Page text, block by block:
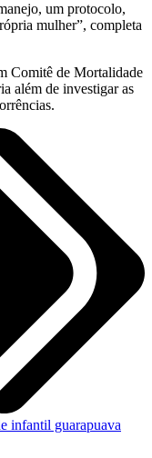
um protocolo,
mulher”, completa
Comitê de Mortalidade
além de investigar as
infantil guarapuava